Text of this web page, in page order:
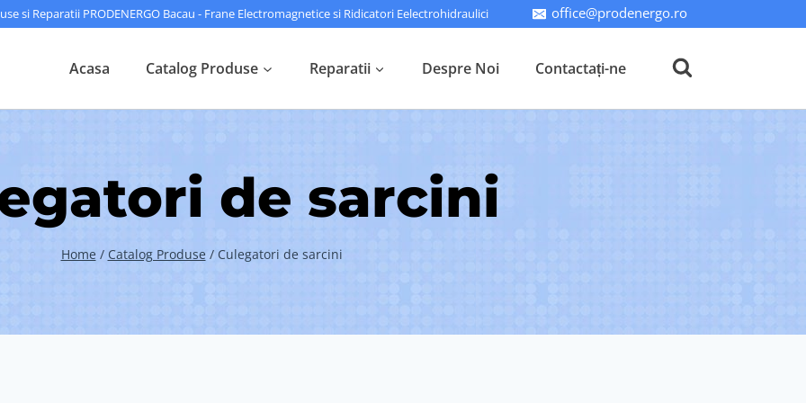
si Reparatii PRODENERGO Bacau - Frane Electromagnetice si Ridicatori Eelectrohidraulici office@prodenergo.ro
Acasa Catalog Produse Reparatii Despre Noi Contactați-ne
de sarcini
Home / Catalog Produse / Culegatori de sarcini